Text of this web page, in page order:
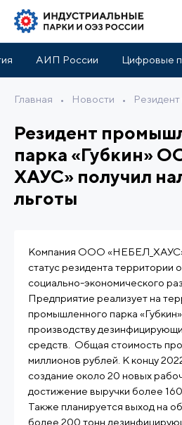
АИП России Цифровые
Главная • Новости •
Резидент
парка «Губкин»
ХАУС» получил
льготы
Компания ООО «НЕБЕЛ_ХАУС»
статус резидента
социально-экономического
Предприятие реализует на
промышленного парка
производству
средств. Общая стоимость
миллионов рублей. К концу
создание около 20 новых
достижение выручки более 160
Также планируется выход на
более 200 тонн